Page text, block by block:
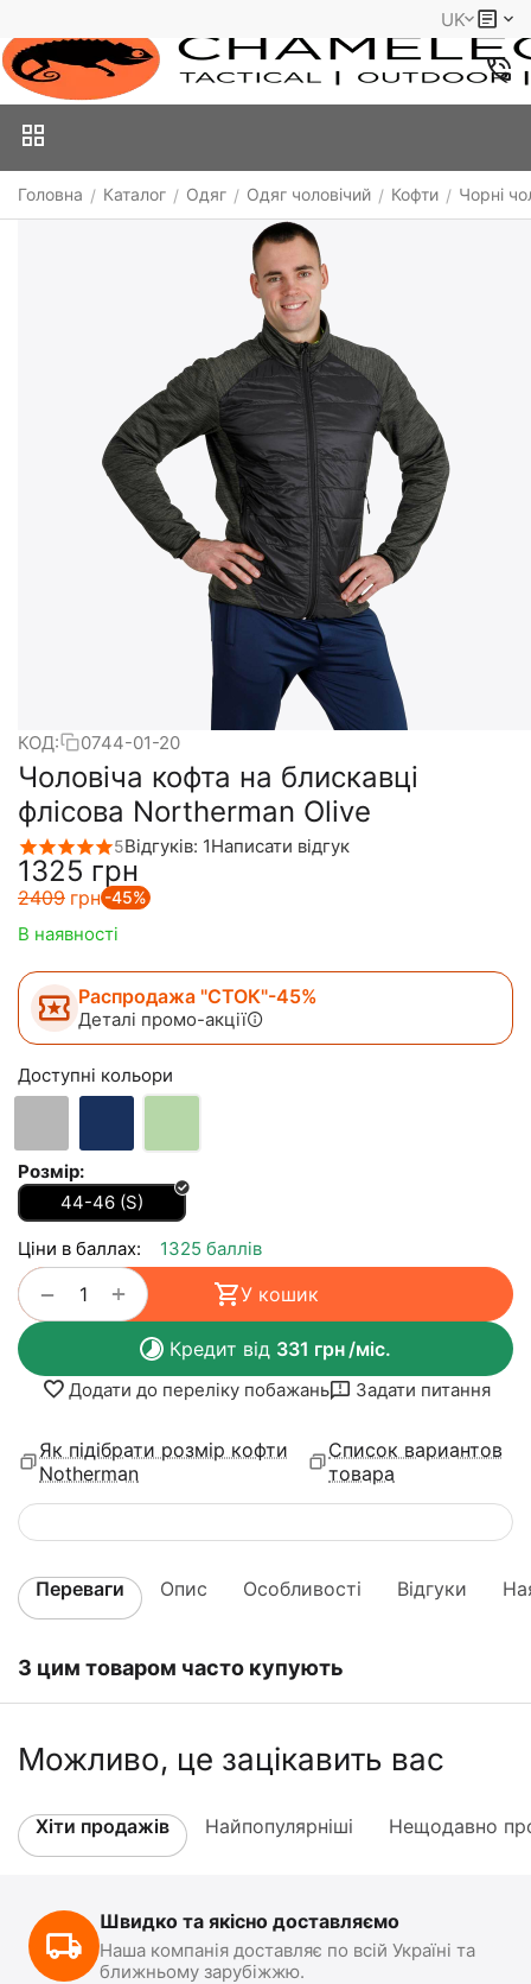
UK
Головна / Каталог / Одяг / Одяг чоловічий / Кофти / Чорні
КОД: 0744-01-20
Чоловіча кофта на блискавці
флісова Northerman Olive
5Відгуків: 1Написати відгук
‍1325‍ грн
‍2409‍ грн -45%
В наявності
Распродажа "СТОК"-45%
Деталі промо-акції
Доступні кольори
Розмір:
44-46 (S)
Ціни в баллах: 1325 баллів
+
− У кошик
Кредит від 331 грн/міс.
Додати до переліку побажань Задати питання
Як підібрати розмір кофти
Notherman
Список вариантов
товара
Переваги Опис Особливості Відгуки
З цим товаром часто купують
Можливо, це зацікавить вас
Хіти продажів Найпопулярніші Нещодавно
Швидко та якісно доставляємо
Наша компанія доставляє по всій Україні та
ближньому зарубіжжю.